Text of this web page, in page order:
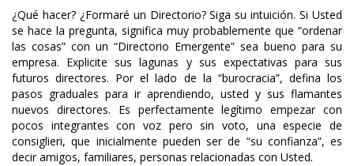
¿Qué hacer? ¿Formaré un Directorio? Siga su intuición. Si Usted
se hace la pregunta, significa muy probablemente que “ordenar
las cosas” con un “Directorio Emergente” sea bueno para su
empresa. Explicite sus lagunas y sus expectativas para sus
futuros directores. Por el lado de la “burocracia”, defina los
pasos graduales para ir aprendiendo, usted y sus flamantes
nuevos directores. Es perfectamente legítimo empezar con
pocos integrantes con voz pero sin voto, una especie de
consiglieri, que inicialmente pueden ser de “su confianza”, es
decir amigos, familiares, personas relacionadas con Usted.